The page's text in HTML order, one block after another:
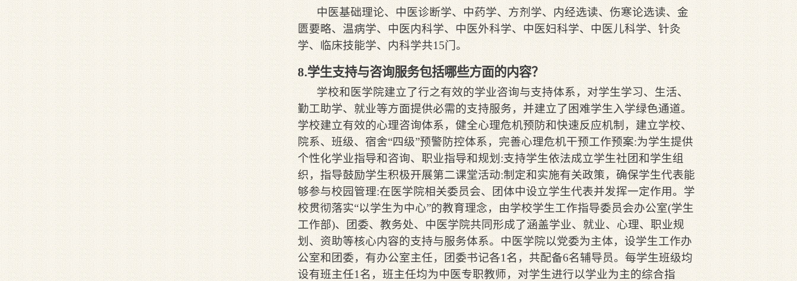
中 医基础理论、中医诊断学、中药学、方剂学、内经选读、伤寒论选读、金
匮要略、温病学、中医内科学、中医外科学、中医妇科学、中医儿科学、针灸
学、临床技能学、内科学共15门。
8.学生支持与咨询服务包括哪些方面的内容？
学校和医学院建立了行之有效的学业咨询与支持体系，对学生学习、生活、
勤工助学、就业等方面提供必需的支持服务，并建立了困难学生入学绿色通道。
学校建立有效的心理咨询体系，健全心理危机预防和快速反应机制，建立学校、
院系、班级、宿舍“四级”预警防控体系，完善心理危机干预工作预案:为学生提供
个性化学业指导和咨询、职业指导和规划:支持学生依法成立学生社团和学生组
织，指导鼓励学生积极开展第二课堂活动:制定和实施有关政策，确保学生代表能
够参与校园管理:在医学院相关委员会、团体中设立学生代表并发挥一定作用。学
校贯彻落实“以学生为中心”的教育理念，由学校学生工作指导委员会办公室(学生
工作部)、团委、教务处、中医学院共同形成了涵盖学业、就业、心理、职业规
划、资助等核心内容的支持与服务体系。中医学院以党委为主体，设学生工作办
公室和团委，有办公室主任，团委书记各1名，共配备6名辅导员。每学生班级均
设有班主任1名，班主任均为中医专职教师，对学生进行以学业为主的综合指